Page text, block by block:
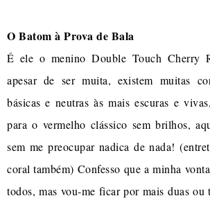
O Batom à Prova de Bala
É ele o menino Double Touch Cherry
apesar de ser muita, existem muitas
básicas e neutras às mais escuras e
para o vermelho clássico sem brilhos,
sem me preocupar nadica de nada!
coral também) Confesso que a minha
todos, mas vou-me ficar por mais duas ou